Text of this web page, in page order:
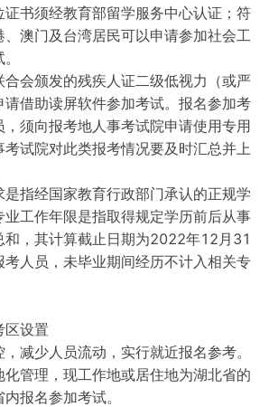
证书须经教育部留学服务中心认证；符
澳门及台湾居民可以申请参加社会工
会颁发的残疾人证二级低视力（或严
借助读屏软件参加考试。报名参加考
须向报考地人事考试院申请使用专用
试院对此类报考情况要及时汇总并上
指经国家教育行政部门承认的正规学
业工作年限是指取得规定学历前后从事
和，其计算截止日期为2022年12月31
考人员，未毕业期间经历不计入相关专
区设置
减少人员流动，实行就近报名参考。
管理，现工作地或居住地为湖北省的
报名参加考试。